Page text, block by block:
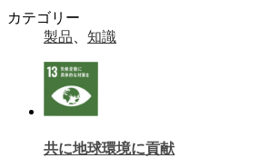
カテゴリー
製品
知識
共に地球環境に貢献